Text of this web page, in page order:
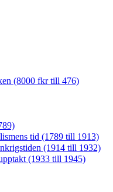
(8000 fkr till 476)
tid (1789 till 1913)
(1914 till 1932)
(1933 till 1945)